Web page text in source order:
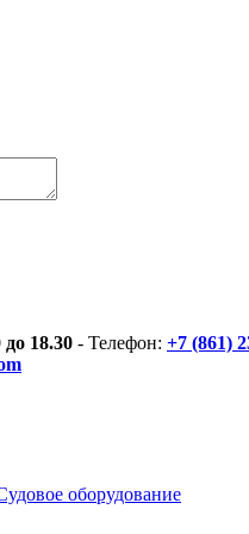
до 18.30 - Телефон: +7 (861)